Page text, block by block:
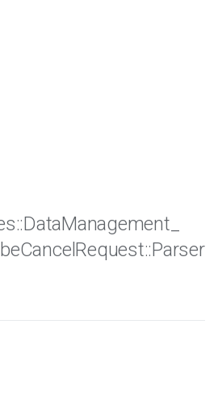
::DataManagement
Cancel Request::Parser